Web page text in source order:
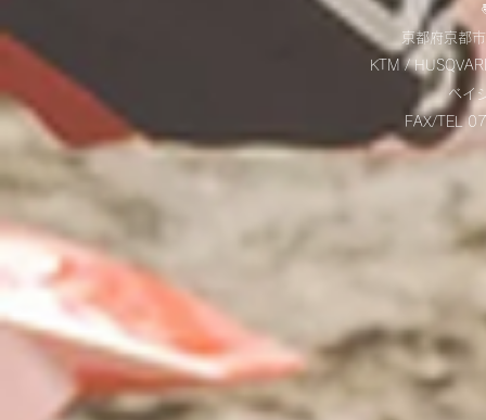
京都府京都
KTM /
ベイ
FAX/TEL